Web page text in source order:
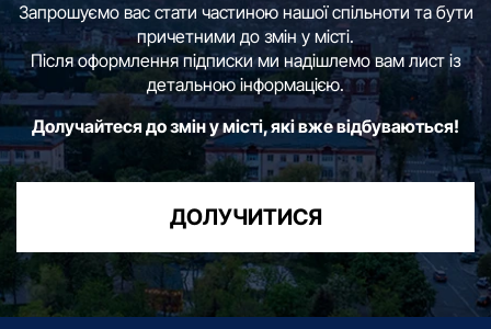
Запрошуємо вас стати частиною нашої спільноти та бути
причетними до змін у місті.
Після оформлення підписки ми надішлемо вам лист із
детальною інформацією.
Долучайтеся до змін у місті, які вже відбуваються!
ДОЛУЧИТИСЯ